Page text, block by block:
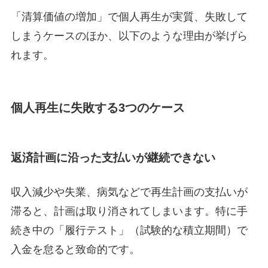
「清算価値の増加」で個人再生が実質、失敗して
しまうケースのほか、以下のような理由が挙げら
れます。
個人再生に失敗する3つのケース
返済計画に沿った支払いが継続できない
収入減少や失業、病気などで再生計画の支払いが
滞ると、計画は取り消されてしまいます。特に手
続き中の「履行テスト」（試験的な積立期間）で
入金を怠ると致命的です。